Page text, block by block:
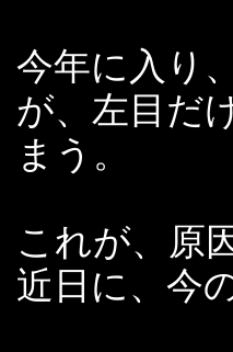
今年に入り
が、左目だ
まう。
これが、原
近日に、今